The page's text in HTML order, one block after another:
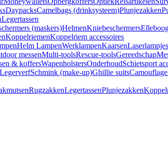
DaypacksCamelbags (drinksysteem)Plunjezakken
Legertassen
(maskers)HelmenKniebeschermers
KoppelriemenKoppelriem accessoires
Helm LampenWerklampenKaarsenLaserlampjes
messenMulti-toolsRescue-toolsGereedschap
& koffersWapenholstersOnderhoudSchietsport
LegerverfSchmink (make-up)Ghillie suits
RugzakkenLegertassenPlunjezakken